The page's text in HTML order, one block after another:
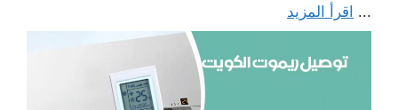
... اقرأ المزيد